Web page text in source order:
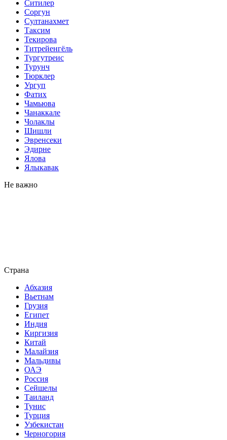
Ситилер
Соргун
Султанахмет
Таксим
Текирова
Титрейенгёль
Тургутреис
Турунч
Тюрклер
Ургуп
Фатих
Чамьюва
Чанаккале
Чолаклы
Шишли
Эвренсеки
Эдирне
Ялова
Ялыкавак
Не важно
Страна
Абхазия
Вьетнам
Грузия
Египет
Индия
Киргизия
Китай
Малайзия
Мальдивы
ОАЭ
Россия
Сейшелы
Таиланд
Тунис
Турция
Узбекистан
Черногория